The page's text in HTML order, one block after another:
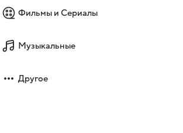
Фильмы и Сериалы
Музыкальные
Другое